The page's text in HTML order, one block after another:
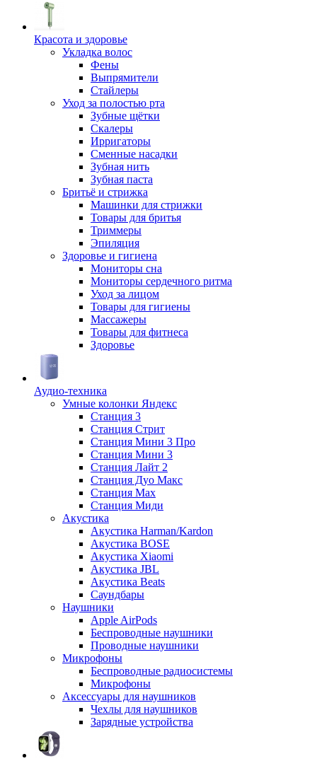
Красота и здоровье
Укладка волос
Фены
Выпрямители
Стайлеры
Уход за полостью рта
Зубные щётки
Скалеры
Ирригаторы
Сменные насадки
Зубная нить
Зубная паста
Бритьё и стрижка
Машинки для стрижки
Товары для бритья
Триммеры
Эпиляция
Здоровье и гигиена
Мониторы сна
Мониторы сердечного ритма
Уход за лицом
Товары для гигиены
Массажеры
Товары для фитнеса
Здоровье
Аудио-техника
Умные колонки Яндекс
Станция 3
Станция Стрит
Станция Мини 3 Про
Станция Мини 3
Станция Лайт 2
Станция Дуо Макс
Станция Max
Станция Миди
Акустика
Акустика Harman/Kardon
Акустика BOSE
Акустика Xiaomi
Акустика JBL
Акустика Beats
Саундбары
Наушники
Apple AirPods
Беспроводные наушники
Проводные наушники
Микрофоны
Беспроводные радиосистемы
Микрофоны
Аксессуары для наушников
Чехлы для наушников
Зарядные устройства